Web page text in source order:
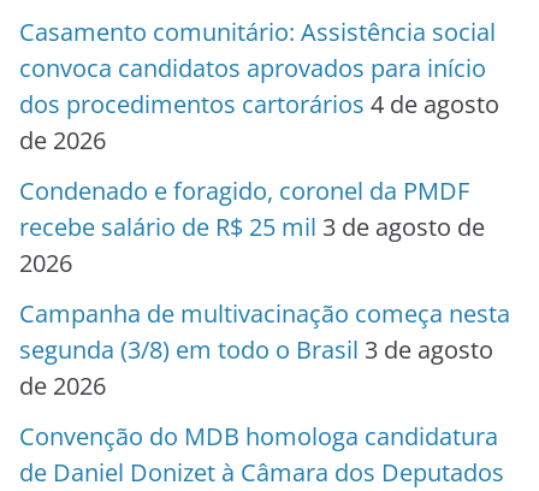
Casamento comunitário: Assistência social
convoca candidatos aprovados para início
dos procedimentos cartorários 4 de agosto
de 2026
Condenado e foragido, coronel da PMDF
recebe salário de R$ 25 mil 3 de agosto de
2026
Campanha de multivacinação começa nesta
segunda (3/8) em todo o Brasil 3 de agosto
de 2026
Convenção do MDB homologa candidatura
de Daniel Donizet à Câmara dos Deputados